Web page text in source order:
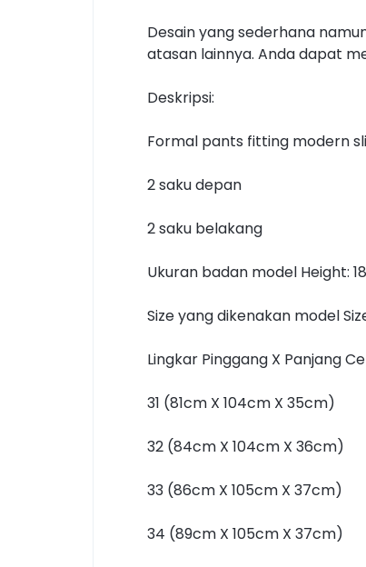
Desain yang sederhana
atasan lainnya. Anda dapat
Deskripsi:
Formal pants fitting modern
2 saku depan
2 saku belakang
Ukuran badan model Height:
Size yang dikenakan model
Lingkar Pinggang X Panjang
31 (81cm X 104cm X 35cm)
32 (84cm X 104cm X 36cm)
33 (86cm X 105cm X 37cm)
34 (89cm X 105cm X 37cm)